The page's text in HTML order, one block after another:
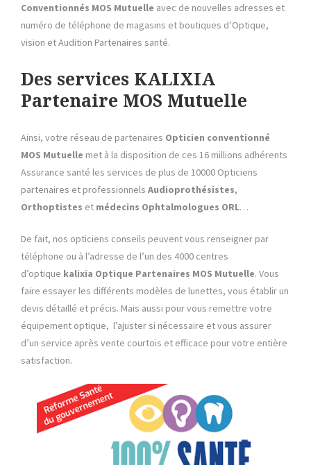
Conventionnés MOS Mutuelle avec de nouvelles adresses et
numéro de téléphone de magasins et boutiques d’Optique,
vision et Audition Partenaires santé.
Des services KALIXIA
Partenaire MOS Mutuelle
Ainsi, votre réseau de partenaires Opticien conventionné
MOS Mutuelle met à la disposition de ces 16 millions adhérents
Assurance santé les services de plus de 10000 Opticiens
partenaires et professionnels Audioprothésistes,
Orthoptistes et médecins Ophtalmologues ORL…
De fait, nos opticiens conseils peuvent vous renseigner par
téléphone ou à l’adresse de l’un des 4000 centres
d’optique kalixia Optique Partenaires MOS Mutuelle. Vous
faire essayer les différents modèles de lunettes, vous établir un
devis détaillé et précis. Mais aussi pour vous remettre votre
équipement optique, l’ajuster si nécessaire et vous assurer
d’un service après vente courtois et efficace pour votre entière
satisfaction.